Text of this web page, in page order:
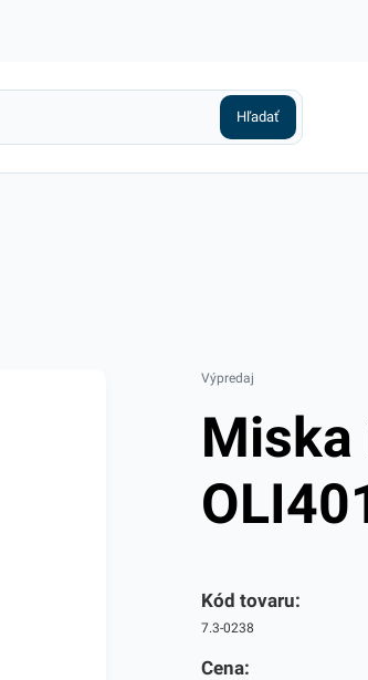
Výpredaj
Miska
Kód tovaru:
7.3-0238
Cena: